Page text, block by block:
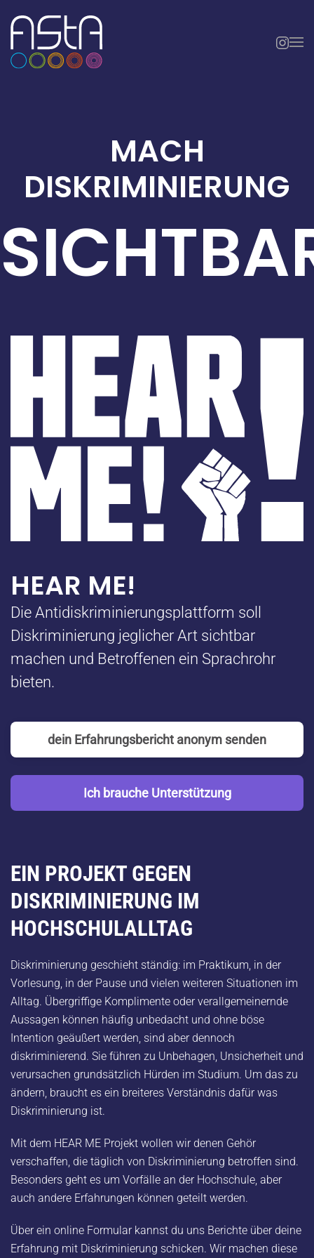
Skip to main content
MACH
DISKRIMINIERUNG
HEAR ME!
Die Antidiskriminierungsplattform soll
Diskriminierung jeglicher Art sichtbar
machen und Betroffenen ein Sprachrohr
bieten.
dein Erfahrungsbericht anonym senden
Ich brauche Unterstützung
EIN PROJEKT GEGEN
DISKRIMINIERUNG IM
HOCHSCHULALLTAG
Diskriminierung geschieht ständig: im Praktikum, in der
Vorlesung, in der Pause und vielen weiteren Situationen im
Alltag. Übergriffige Komplimente oder verallgemeinernde
Aussagen können häufig unbedacht und ohne böse
Intention geäußert werden, sind aber dennoch
diskriminierend. Sie führen zu Unbehagen, Unsicherheit und
verursachen grundsätzlich Hürden im Studium. Um das zu
ändern, braucht es ein breiteres Verständnis dafür was
Diskriminierung ist.
Mit dem HEAR ME Projekt wollen wir denen Gehör
verschaffen, die täglich von Diskriminierung betroffen sind.
Besonders geht es um Vorfälle an der Hochschule, aber
auch andere Erfahrungen können geteilt werden.
Über ein online Formular kannst du uns Berichte über deine
Erfahrung mit Diskriminierung schicken. Wir machen diese